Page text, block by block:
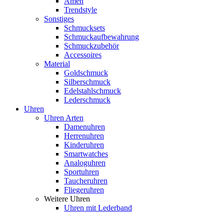
Trendstyle
Sonstiges
Schmucksets
Schmuckaufbewahrung
Schmuckzubehör
Accessoires
Material
Goldschmuck
Silberschmuck
Edelstahlschmuck
Lederschmuck
Uhren
Uhren Arten
Damenuhren
Herrenuhren
Kinderuhren
Smartwatches
Analoguhren
Sportuhren
Taucheruhren
Fliegeruhren
Weitere Uhren
Uhren mit Lederband